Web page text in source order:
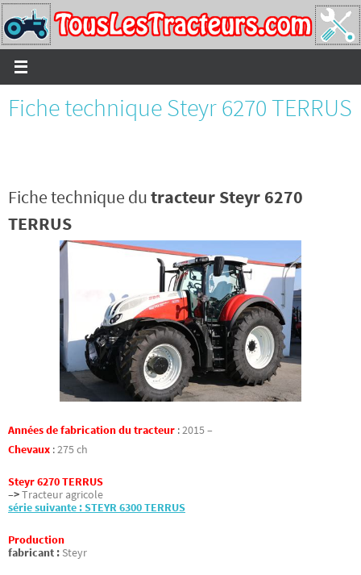
Passer
vers
le
contenu
Fiche technique Steyr 6270 TERRUS
Fiche technique dutracteur Steyr 6270
TERRUS
Années de fabrication du tracteur :2015 –
Chevaux :275 ch
Steyr 6270 TERRUS
–>Tracteur agricole
série suivante : STEYR 6300 TERRUS
Production
fabricant : Steyr